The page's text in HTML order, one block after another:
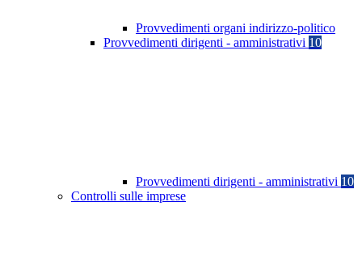
Provvedimenti organi indirizzo-politico
Provvedimenti dirigenti - amministrativi 10
Provvedimenti dirigenti - amministrativi 10
Controlli sulle imprese